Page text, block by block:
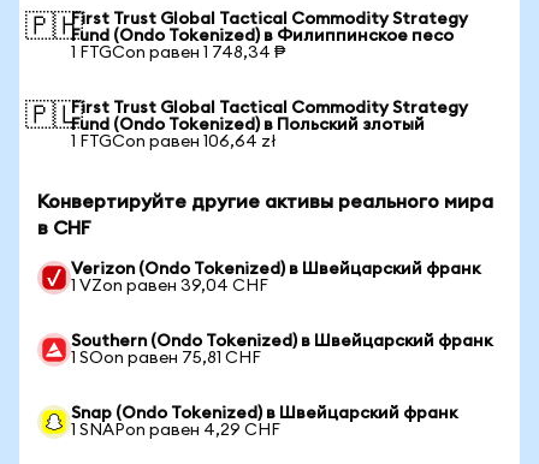
🇵🇭First Trust Global Tactical Commodity Strategy
Fund (Ondo Tokenized) в Филиппинское песо
1 FTGCon равен 1 748,34 ₱
🇵🇱First Trust Global Tactical Commodity Strategy
Fund (Ondo Tokenized) в Польский злотый
1 FTGCon равен 106,64 zł
Конвертируйте другие активы реального мира
в CHF
Verizon (Ondo Tokenized) в Швейцарский франк
1 VZon равен 39,04 CHF
Southern (Ondo Tokenized) в Швейцарский франк
1 SOon равен 75,81 CHF
Snap (Ondo Tokenized) в Швейцарский франк
1 SNAPon равен 4,29 CHF